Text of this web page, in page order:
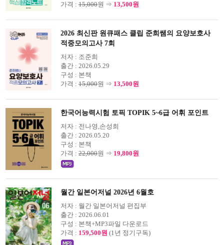
가격 : 15,000원 ⇒ 13,500원
2026 최신판 원큐패스 클립 준희쌤의 요양보호사
적중모의고사 7회
저자 : 조준희
출간 : 2026.05.29
구성 : 본책
가격 : 15,000원 ⇒ 13,500원
한국어능력시험 토픽 TOPIK 5~6급 어휘 포인트
저자 : 전나영,손성희
출간 : 2026.05.20
구성 : 본책
가격 : 22,000원 ⇒ 19,800원
월간 일본어저널 2026년 6월호
저자 : 월간 일본어저널 편집부
출간 : 2026.06.01
구성 : 본책+MP3파일 다운로드
가격 : 159,500원 (1년 정기구독)